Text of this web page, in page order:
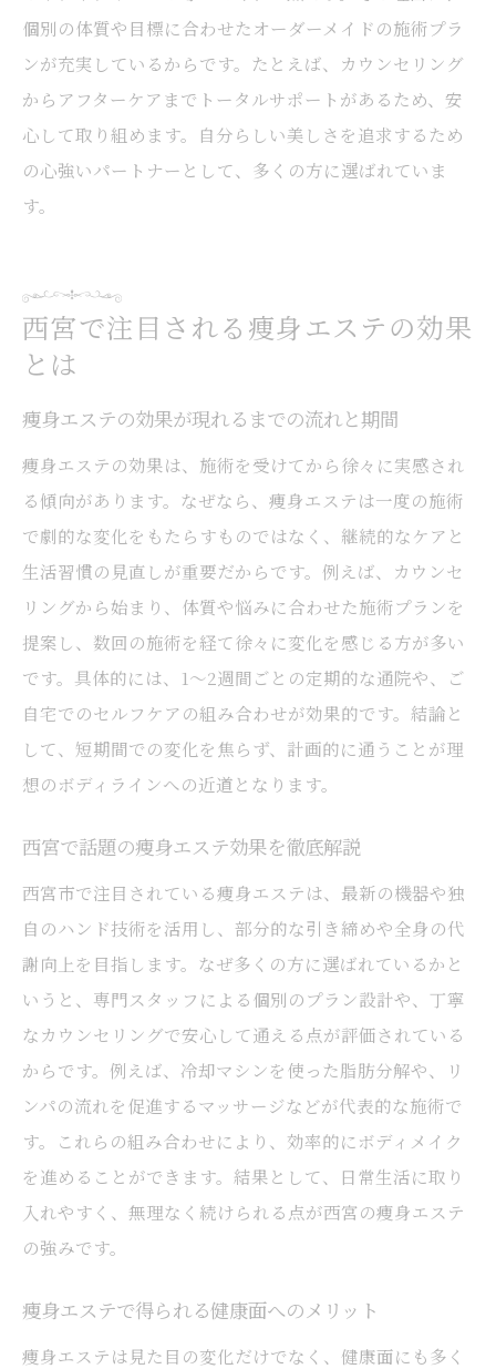
西宮で話題の痩身エステ選びのコツ
痩身エステ選びで後悔しないためのポイン
ト
西宮で見つける信頼できる痩身サロンの特
項目
長く通いたくなる痩身サロンの見分け方
健康美を目指す女性が選ぶ痩身エステ活用法
健康美を追求する女性におすすめの痩身法
痩身エステで叶える健康的なボディメイク
術
痩身エステと健康管理を両立するコツ
美容と健康を両立した痩身施術の魅力
女性が実践する健康美のための痩身活用法
個別の体質や目標に合わせたオーダーメイドの施術プラ
ンが充実しているからです。たとえば、カウンセリング
からアフターケアまでトータルサポートがあるため、安
心して取り組めます。自分らしい美しさを追求するため
の心強いパートナーとして、多くの方に選ばれていま
す。
西宮で注目される痩身エステの効果
とは
痩身エステの効果が現れるまでの流れと期間
痩身エステの効果は、施術を受けてから徐々に実感され
る傾向があります。なぜなら、痩身エステは一度の施術
で劇的な変化をもたらすものではなく、継続的なケアと
生活習慣の見直しが重要だからです。例えば、カウンセ
リングから始まり、体質や悩みに合わせた施術プランを
提案し、数回の施術を経て徐々に変化を感じる方が多い
です。具体的には、1～2週間ごとの定期的な通院や、ご
自宅でのセルフケアの組み合わせが効果的です。結論と
して、短期間での変化を焦らず、計画的に通うことが理
想のボディラインへの近道となります。
西宮で話題の痩身エステ効果を徹底解説
西宮市で注目されている痩身エステは、最新の機器や独
自のハンド技術を活用し、部分的な引き締めや全身の代
謝向上を目指します。なぜ多くの方に選ばれているかと
いうと、専門スタッフによる個別のプラン設計や、丁寧
なカウンセリングで安心して通える点が評価されている
からです。例えば、冷却マシンを使った脂肪分解や、リ
ンパの流れを促進するマッサージなどが代表的な施術で
す。これらの組み合わせにより、効率的にボディメイク
を進めることができます。結果として、日常生活に取り
入れやすく、無理なく続けられる点が西宮の痩身エステ
の強みです。
痩身エステで得られる健康面へのメリット
痩身エステは見た目の変化だけでなく、健康面にも多く